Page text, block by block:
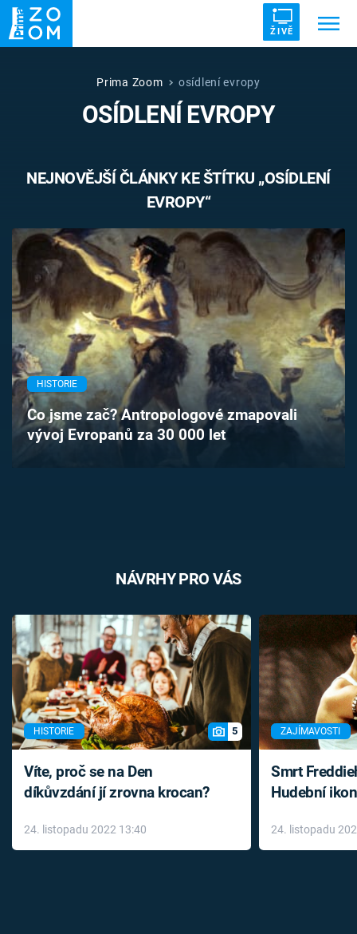
ŽIVĚ
ZRÁDCI UFO DRUHÁ SVĚTOVÁ VÁLKA
VETŘELCI DÁVNOVĚKU
Témata
Pořady
TV Program
Časopis
Sledujte prima+
Prima Zoom osídlení evropy
OSÍDLENÍ EVROPY
NEJNOVĚJŠÍ ČLÁNKY KE ŠTÍTKU „OSÍDLENÍ
EVROPY“
HISTORIE
Co jsme zač? Antropologové zmapovali
vývoj Evropanů za 30 000 let
NÁVRHY PRO VÁS
HISTORIE 5
Víte, proč se na Den
díkůvzdání jí zrovna krocan?
24. listopadu 2022 13:40
ZAJÍMAVOSTI
Smrt
Hudební
léky
24. listopadu